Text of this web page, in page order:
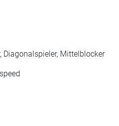
Diagonalspieler, Mittelblocker